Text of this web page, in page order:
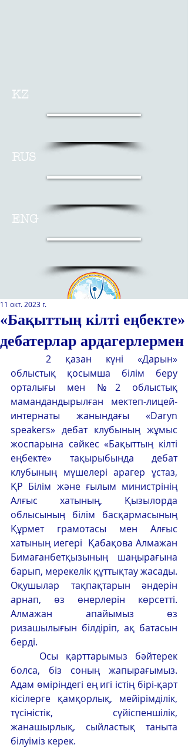
KZ
RUS
ENG
Қазақстан Республикасы Оқу-
ағарту министрлігінің
«Республикалық қосымша білім
беру оқу-әдістемелік орталығы»
РМҚК
САЙТТЫН ЖАНА ВЕРСИЯСЫ
ЭКРАН ДИКТОРЫ
«Бақыттың кілті еңбекте»
дебатерлар ардагерлермен
11 окт. 2023 г.
облыстық қосымша білім беру
орталығы мен №2 облыстық
мамандандырылған мектеп-лицей-
интернаты жанындағы «Daryn
speakers» дебат клубының жұмыс
жоспарына сәйкес «Бақыттың кілті
еңбекте» тақырыбында дебат
клубының мүшелері арагер ұстаз,
ҚР Білім және ғылым министрінің
Алғыс хатының, Қызылорда
облысының білім басқармасының
Құрмет грамотасы мен Алғыс
хатының иегері  Қабақова Алмажан
Бимағанбетқызының шаңырағына
барып, мерекелік құттықтау жасады.
Оқушылар тақпақтарын әндерін
арнап, өз өнерлерін көрсетті.
Алмажан апайымыз өз
ризашылығын білдіріп, ақ батасын
берді.
болса, біз соның жапырағымыз.
Адам өміріндегі ең игі істің бірі-қарт
кісілерге қамқорлық, мейірімділік,
түсіністік, сүйіспеншілік,
жанашырлық, сыйластық таныта
білуіміз керек.